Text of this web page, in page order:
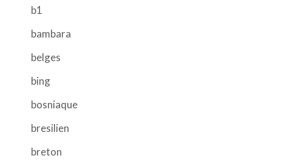
b1
bambara
belges
bing
bosniaque
bresilien
breton